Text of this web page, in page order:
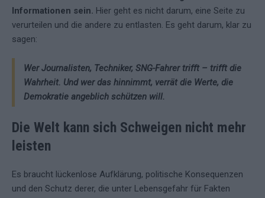
Informationen sein. Hier geht es nicht darum, eine Seite zu
verurteilen und die andere zu entlasten. Es geht darum, klar zu
sagen:
Wer Journalisten, Techniker, SNG-Fahrer trifft – trifft die
Wahrheit. Und wer das hinnimmt, verrät die Werte, die
Demokratie angeblich schützen will.
Die Welt kann sich Schweigen nicht mehr
leisten
Es braucht lückenlose Aufklärung, politische Konsequenzen
und den Schutz derer, die unter Lebensgefahr für Fakten